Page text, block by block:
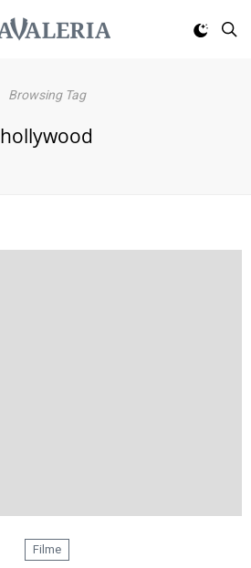
Browsing Tag
hollywood
Filme